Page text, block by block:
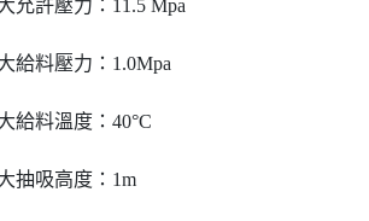
允許壓力：11.5 Mpa
給料壓力：1.0Mpa
給料溫度：40°C
抽吸高度：1m